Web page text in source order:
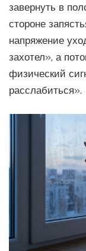
завернуть в
стороне
напряжение
захотел», а
физический
расслабиться».